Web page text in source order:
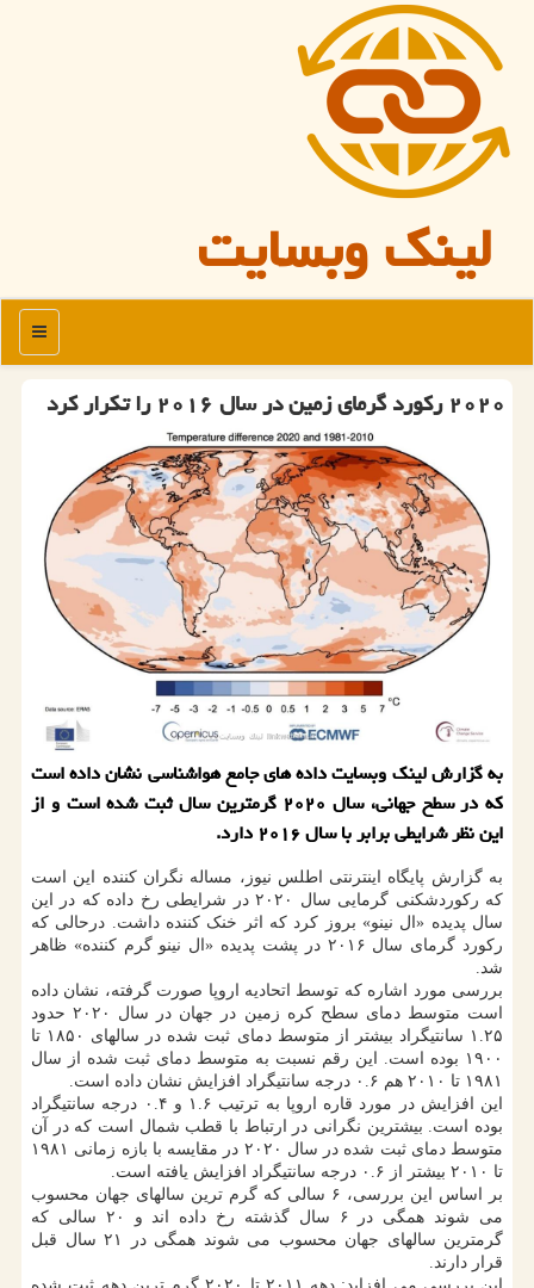
لینک وبسایت
منو
۲۰۲۰ ركورد گرمای زمین در سال ۲۰۱۶ را تكرار كرد
به گزارش لینک وبسایت داده های جامع هواشناسی نشان داده است
که در سطح جهانی، سال ۲۰۲۰ گرمترین سال ثبت شده است و از
این نظر شرایطی برابر با سال ۲۰۱۶ دارد.
به گزارش پایگاه اینترنتی اطلس نیوز، مساله نگران کننده این است
که رکوردشکنی گرمایی سال ۲۰۲۰ در شرایطی رخ داده که در این
سال پدیده «ال نینو» بروز کرد که اثر خنک کننده داشت. درحالی که
رکورد گرمای سال ۲۰۱۶ در پشت پدیده «ال نینو گرم کننده» ظاهر
شد.
بررسی مورد اشاره که توسط اتحادیه اروپا صورت گرفته، نشان داده
است متوسط دمای سطح کره زمین در جهان در سال ۲۰۲۰ حدود
۱.۲۵ سانتیگراد بیشتر از متوسط دمای ثبت شده در سالهای ۱۸۵۰ تا
۱۹۰۰ بوده است. این رقم نسبت به متوسط دمای ثبت شده از سال
۱۹۸۱ تا ۲۰۱۰ هم ۰.۶ درجه سانتیگراد افزایش نشان داده است.
این افزایش در مورد قاره اروپا به ترتیب ۱.۶ و ۰.۴ درجه سانتیگراد
بوده است. بیشترین نگرانی در ارتباط با قطب شمال است که در آن
متوسط دمای ثبت شده در سال ۲۰۲۰ در مقایسه با بازه زمانی ۱۹۸۱
تا ۲۰۱۰ بیشتر از ۰.۶ درجه سانتیگراد افزایش یافته است.
بر اساس این بررسی، ۶ سالی که گرم ترین سالهای جهان محسوب
می شوند همگی در ۶ سال گذشته رخ داده اند و ۲۰ سالی که
گرمترین سالهای جهان محسوب می شوند همگی در ۲۱ سال قبل
قرار دارند.